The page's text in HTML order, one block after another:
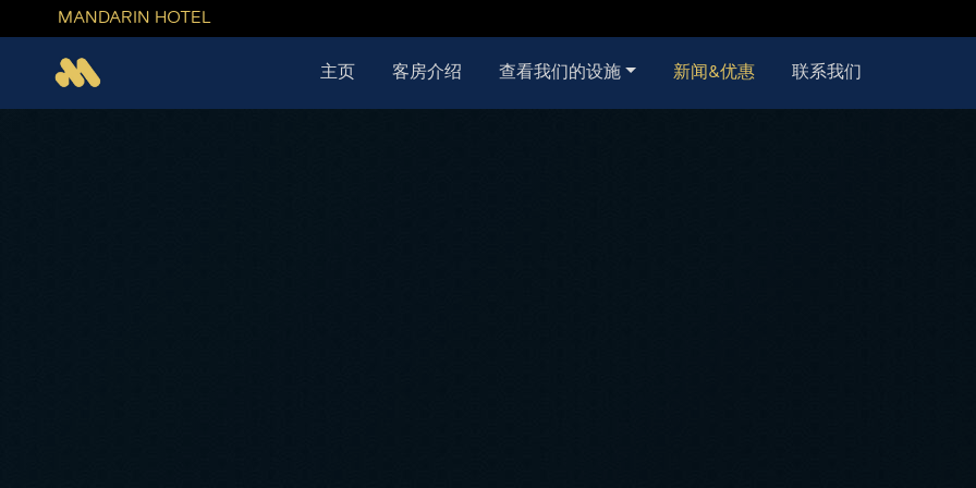
MANDARIN HOTEL
主页 客房介绍 查看我们的设施 新闻&优惠 联系我们